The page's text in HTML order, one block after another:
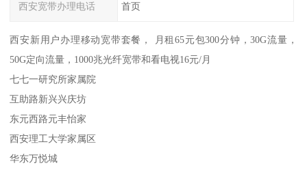
西安宽带办理电话 首页
西安新用户办理移动宽带套餐， 月租65元包300分钟，30G流量，
50G定向流量，1000兆光纤宽带和看电视16元/月
七七一研究所家属院
互助路新兴兴庆坊
东元西路元丰怡家
西安理工大学家属区
华东万悦城